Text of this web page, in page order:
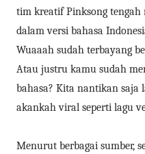
tim kreatif Pinksong tengah
dalam versi bahasa
Wuaaah sudah terbayang
Atau justru kamu sudah
bahasa? Kita nantikan saja
akankah viral seperti lagu
Menurut berbagai sumber,